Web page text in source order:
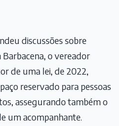
discussões sobre
Barbacena, o vereador
de uma lei, de 2022,
reservado para pessoas
assegurando também o
um acompanhante.